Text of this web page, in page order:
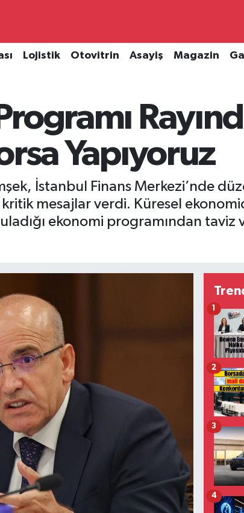
Lojistik Otovitrin Asayiş Magazin
Yapıyoruz
İstanbul Finans Merkezi’nde
mesajlar verdi. Küresel
ekonomi programından taviz
2
3
4